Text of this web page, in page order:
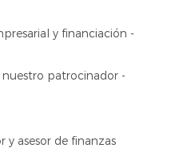
y financiación -
patrocinador -
y asesor de finanzas